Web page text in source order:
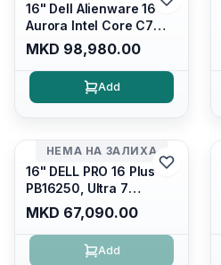
16" Dell Alienware 16
Aurora Intel Core C7
240H /16GB RAM DDR5
5600mhz/ 1TB SSD M.2
Nvme/rtx4050 6GB/
Wqxga(2560x1600)
Win 11 Home/
MKD 98,980.00
Add
НЕМА НА ЗАЛИХА
16" DELL PRO 16 Plus
PB16250, Ultra 7
265U/16GB RAM (1x
16GB) 5600 Mhz DDR5/
512GB SSD M.2 Nvme/
/cam+mic,bt/backlit KB
MKD 67,090.00
Add